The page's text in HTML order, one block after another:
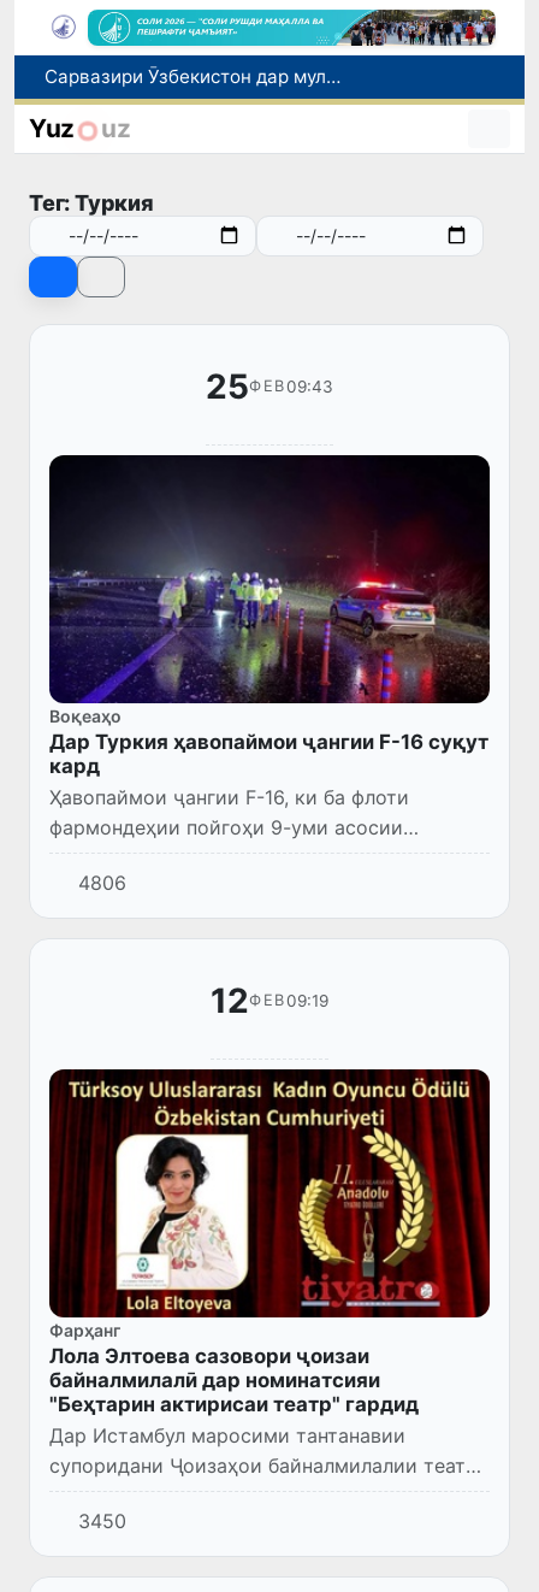
Сарвазири Ӯзбекистон дар мулоқот бо Президенти Қирғизистон дар доираи чорабиниҳои Иттиҳоди иқтисодии АвруОсиё иштирок кард
Дар Қашқадарё анҷумани байналмилалии экологӣ бо иштироки ҷавонон аз нӯҳ кишвар баргузор мешавад
Тошканд ба баргузории чемпионати Осиё оид ба вазнабардорӣ омодагӣ мебинад
Yuz uz
Тег: Туркия
25ФЕВ09:43
Воқеаҳо
Дар Туркия ҳавопаймои ҷангии F-16 суқут
кард
Ҳавопаймои ҷангии F-16, ки ба флоти
фармондеҳии пойгоҳи 9-уми асосии
ҳавонавардии реактивӣ тааллуқ дошт, ба
ҳалокат дучор шуд. Дар натиҷа халабон
ҳалок гардид.
4806
12ФЕВ09:19
Фарҳанг
Лола Элтоева сазовори ҷоизаи
байналмилалӣ дар номинатсияи
"Беҳтарин актирисаи театр" гардид
Дар Истамбул маросими тантанавии
супоридани Ҷоизаҳои байналмилалии театри
“TURKSOY” баргузор гардид.
3450